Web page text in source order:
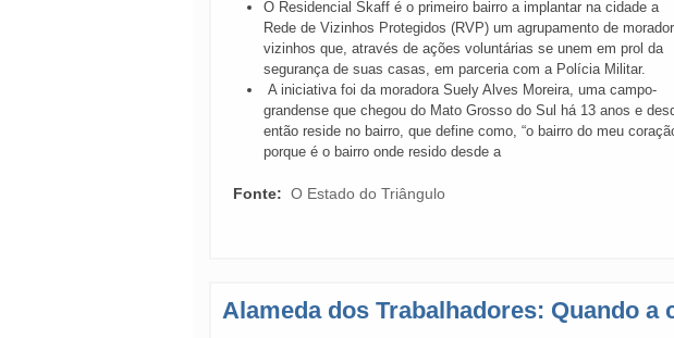
O Residencial Skaff é o primeiro bairro a implantar na cidade a
Rede de Vizinhos Protegidos (RVP) um agrupamento de
vizinhos que, através de ações voluntárias se unem em prol da
segurança de suas casas, em parceria com a Polícia Militar.
A iniciativa foi da moradora Suely Alves Moreira, uma campo-
grandense que chegou do Mato Grosso do Sul há 13 anos e
então reside no bairro, que define como, “o bairro do meu
porque é o bairro onde resido desde a
Fonte: O Estado do Triângulo
Alameda dos Trabalhadores: Quando a